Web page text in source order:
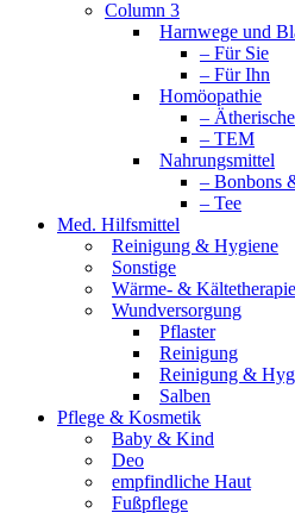
Column 3
Harnwege und
– Für Sie
– Für Ihn
Homöopathie
–
– TEM
Nahrungsmittel
– Bonbons
– Tee
Med. Hilfsmittel
Reinigung & Hygiene
Sonstige
Wärme- & Kältetherapie
Wundversorgung
Pflaster
Reinigung
Reinigung &
Salben
Pflege & Kosmetik
Baby & Kind
Deo
empfindliche Haut
Fußpflege